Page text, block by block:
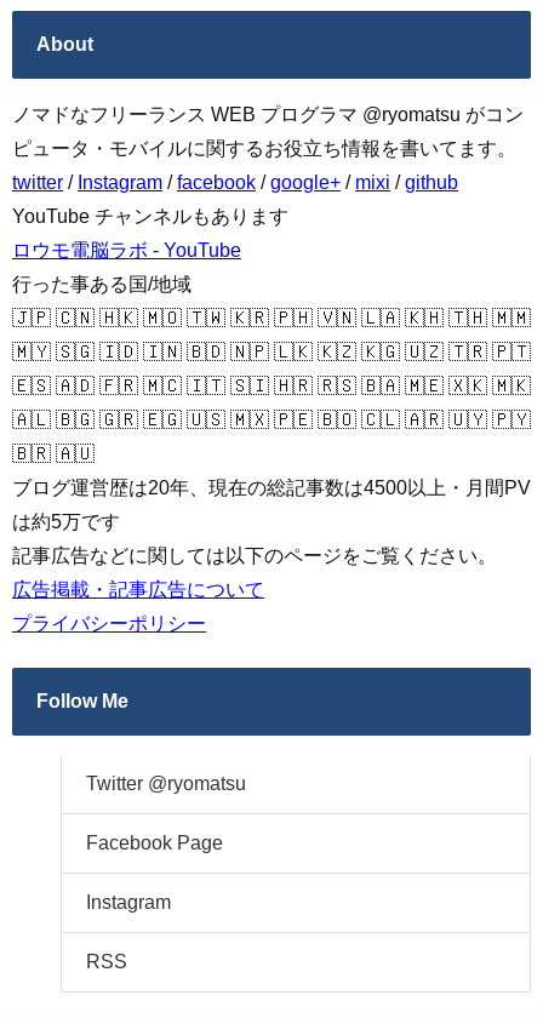
About
ノマドなフリーランス WEB プログラマ @ryomatsu がコン
ピュータ・モバイルに関するお役立ち情報を書いてます。
twitter / Instagram /facebook /google+ / mixi /github
YouTube チャンネルもあります
ロウモ電脳ラボ - YouTube
行った事ある国/地域
🇯🇵 🇨🇳 🇭🇰 🇲🇴 🇹🇼 🇰🇷 🇵🇭 🇻🇳 🇱🇦 🇰🇭 🇹🇭 🇲🇲
🇲🇾 🇸🇬 🇮🇩 🇮🇳 🇧🇩 🇳🇵 🇱🇰 🇰🇿 🇰🇬 🇺🇿 🇹🇷 🇵🇹
🇪🇸 🇦🇩 🇫🇷 🇲🇨 🇮🇹 🇸🇮 🇭🇷 🇷🇸 🇧🇦 🇲🇪 🇽🇰 🇲🇰
🇦🇱 🇧🇬 🇬🇷 🇪🇬 🇺🇸 🇲🇽 🇵🇪 🇧🇴 🇨🇱 🇦🇷 🇺🇾 🇵🇾
🇧🇷 🇦🇺
ブログ運営歴は20年、現在の総記事数は4500以上・月間PV
は約5万です
記事広告などに関しては以下のページをご覧ください。
広告掲載・記事広告について
プライバシーポリシー
Follow Me
Twitter @ryomatsu
Facebook Page
Instagram
RSS